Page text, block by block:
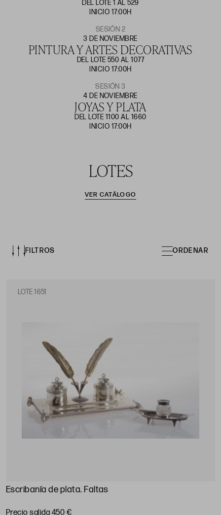
DEL LOTE 1 AL 529
INICIO 17:00H
SESIÓN 2
3 DE NOVIEMBRE
PINTURA Y ARTES DECORATIVAS
DEL LOTE 550 AL 1077
INICIO 17:00H
SESIÓN 3
4 DE NOVIEMBRE
JOYAS Y PLATA
DEL LOTE 1100 AL 1660
INICIO 17:00H
LOTES
VER CATÁLOGO
FILTROS ORDENAR
LOTE 1651
Escribanía de plata. Faltas
Precio salida 450 €